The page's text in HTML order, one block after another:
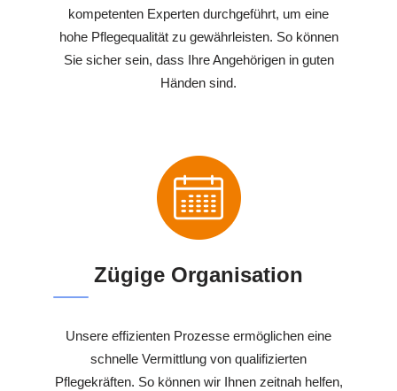
kompetenten Experten durchgeführt, um eine
hohe Pflegequalität zu gewährleisten. So können
Sie sicher sein, dass Ihre Angehörigen in guten
Händen sind.
Zügige Organisation
Unsere effizienten Prozesse ermöglichen eine
schnelle Vermittlung von qualifizierten
Pflegekräften. So können wir Ihnen zeitnah helfen,